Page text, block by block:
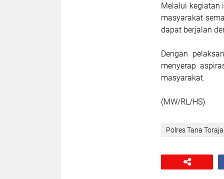
Melalui kegiatan
masyarakat
dapat berjalan
Dengan
menyerap
masyarakat.
(MW/RL/HS)
Polres Tana Toraja